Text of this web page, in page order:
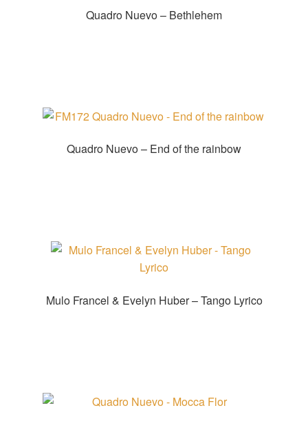
Quadro Nuevo – Bethlehem
Quadro Nuevo – End of the rainbow
Mulo Francel & Evelyn Huber – Tango Lyrico